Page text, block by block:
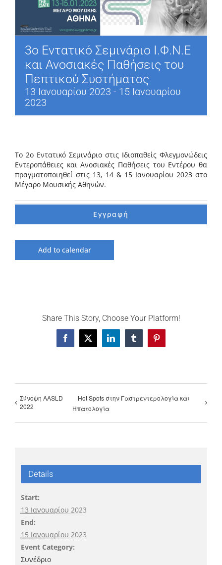
3ο Εντατικό Σεμινάριο Ι.Φ.Ν.Ε
και Ανοσιακές Παθήσεις του
Πεπτικού Συστήματος
13 Ιανουαρίου 2023 - 15 Ιανουαρίου
2023
Το 2ο Εντατικό Σεμινάριο στις Ιδιοπαθείς Φλεγμονώδεις
Εντεροπάθειες και Ανοσιακές Παθήσεις του Εντέρου θα
πραγματοποιηθεί στις 13, 14 & 15 Ιανουαρίου 2023 στο
Μέγαρο Μουσικής Αθηνών.
Εγγραφή
Add to calendar
Share This Story, Choose Your Platform!
Facebook
X LinkedInTumblrPinterest
Σύνοψη AASLD
2022
Hot Spots στην Γαστρεντερολογία και
Ηπατολογία
Details
Start:
13 Ιανουαρίου 2023
End:
15 Ιανουαρίου 2023
Event Category:
Συνέδριο